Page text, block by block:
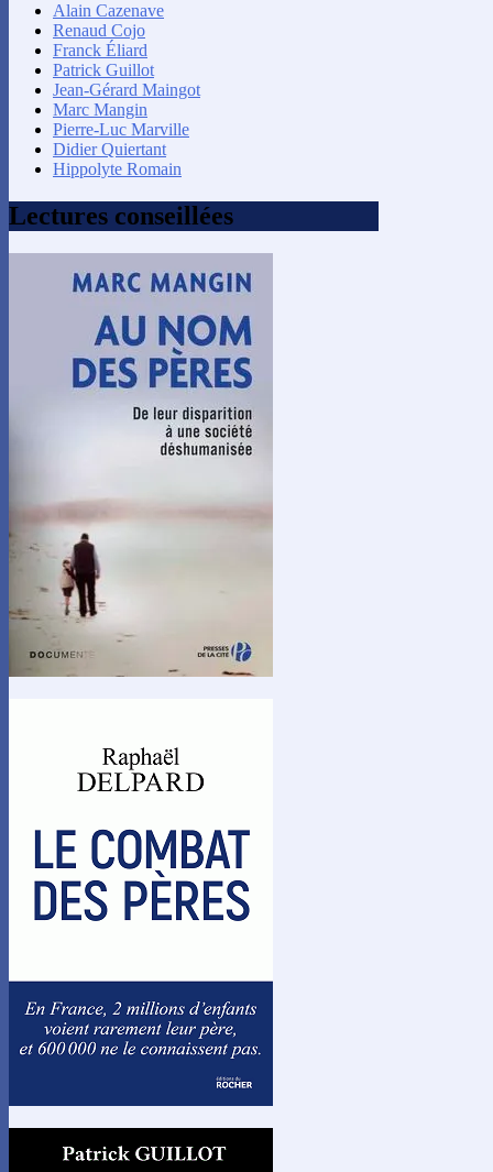
Alain Cazenave
Renaud Cojo
Franck Éliard
Patrick Guillot
Jean-Gérard Maingot
Marc Mangin
Pierre-Luc Marville
Didier Quiertant
Hippolyte Romain
Lectures conseillées